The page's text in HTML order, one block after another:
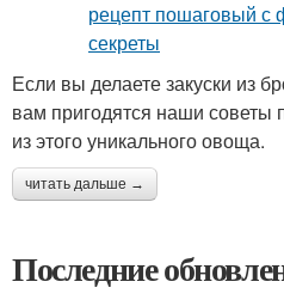
Если вы делаете закуски из
вам пригодятся наши советы
из этого уникального овоща.
читать дальше →
Последние